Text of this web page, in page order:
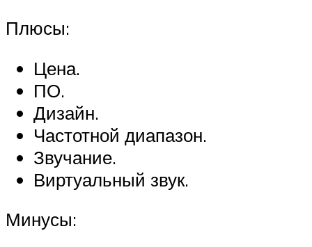
Плюсы:
Цена.
ПО.
Дизайн.
Частотной диапазон.
Звучание.
Виртуальный звук.
Минусы: